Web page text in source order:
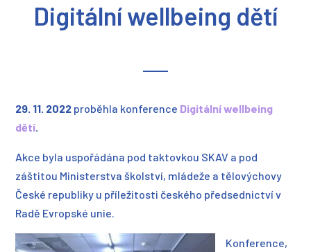
Digitální wellbeing dětí
29. 11. 2022 proběhla konference Digitální wellbeing
dětí.
Akce byla uspořádána pod taktovkou SKAV a pod
záštitou Ministerstva školství, mládeže a tělovýchovy
České republiky u příležitosti českého předsednictví v
Radě Evropské unie.
Konference,